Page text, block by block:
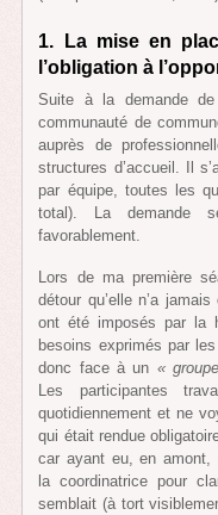
1. La mise en
l’obligation à
Suite à la demande de
communauté de
auprès de
structures d’accueil. Il
par équipe, toutes les
total). La demande
favorablement.
Lors de ma première
détour qu’elle n’a
ont été imposés par la
besoins exprimés par
donc face à un «
Les participantes
quotidiennement et ne
qui était rendue
car ayant eu, en amont,
la coordinatrice pour
semblait (à tort